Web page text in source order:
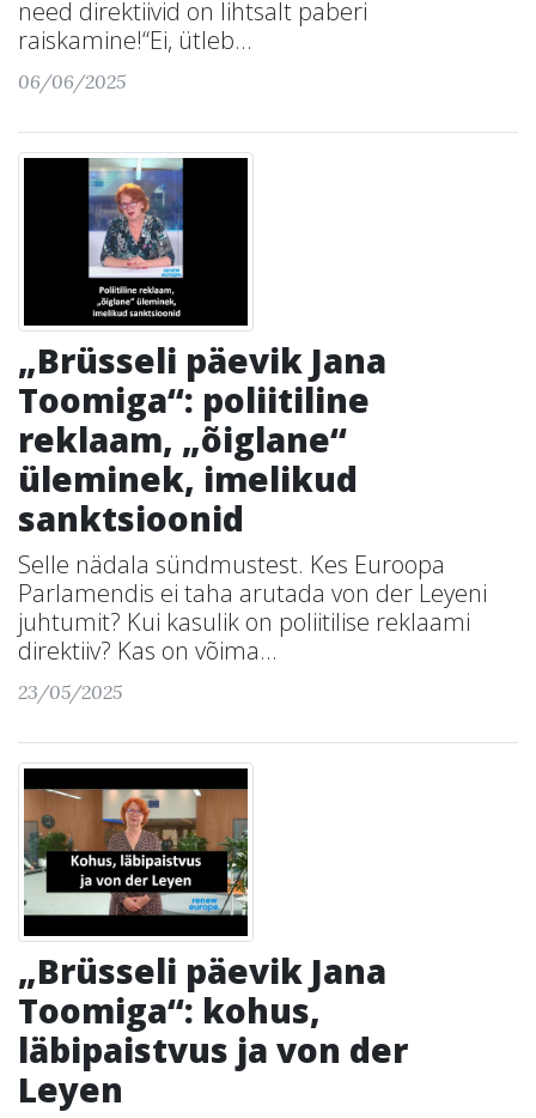
need direktiivid on lihtsalt paberi
raiskamine!“Ei, ütleb...
06/06/2025
„Brüsseli päevik Jana
Toomiga“: poliitiline
reklaam, „õiglane“
üleminek, imelikud
sanktsioonid
Selle nädala sündmustest. Kes Euroopa
Parlamendis ei taha arutada von der Leyeni
juhtumit? Kui kasulik on poliitilise reklaami
direktiiv? Kas on võima...
23/05/2025
„Brüsseli päevik Jana
Toomiga“: kohus,
läbipaistvus ja von der
Leyen